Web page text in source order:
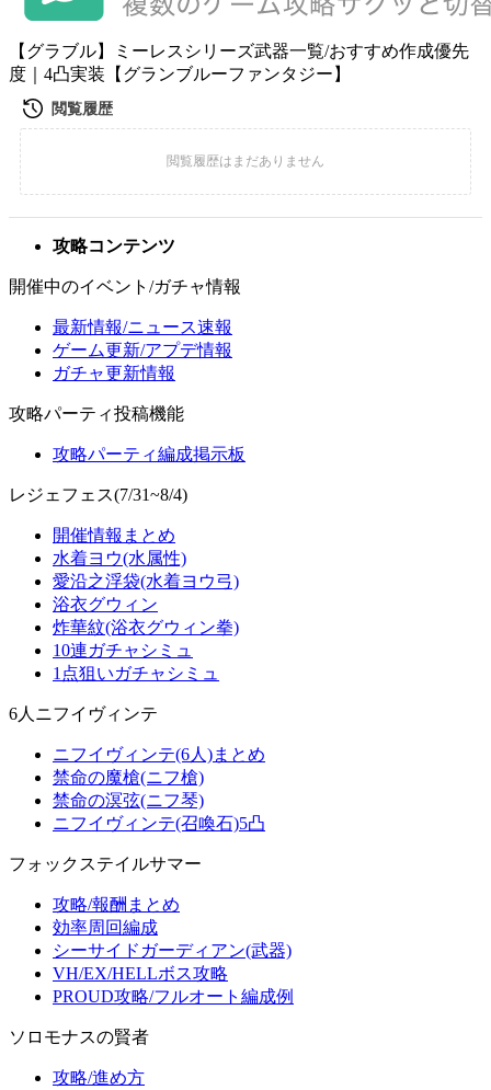
【グラブル】ミーレスシリーズ武器一覧/おすすめ作成優先
度｜4凸実装【グランブルーファンタジー】
攻略コンテンツ
開催中のイベント/ガチャ情報
最新情報/ニュース速報
ゲーム更新/アプデ情報
ガチャ更新情報
攻略パーティ投稿機能
攻略パーティ編成掲示板
レジェフェス(7/31~8/4)
開催情報まとめ
水着ヨウ(水属性)
愛沿之浮袋(水着ヨウ弓)
浴衣グウィン
炸華紋(浴衣グウィン拳)
10連ガチャシミュ
1点狙いガチャシミュ
6人ニフイヴィンテ
ニフイヴィンテ(6人)まとめ
禁命の魔槍(ニフ槍)
禁命の溟弦(ニフ琴)
ニフイヴィンテ(召喚石)5凸
フォックステイルサマー
攻略/報酬まとめ
効率周回編成
シーサイドガーディアン(武器)
VH/EX/HELLボス攻略
PROUD攻略/フルオート編成例
ソロモナスの賢者
攻略/進め方